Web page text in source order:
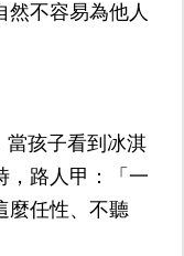
然不容易為他人
當孩子看到冰淇
，路人甲：「一
麼任性、不聽